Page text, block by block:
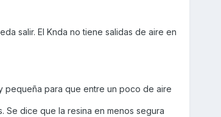
salir. El Knda no tiene salidas de aire en
pequeña para que entre un poco de aire
Se dice que la resina en menos segura